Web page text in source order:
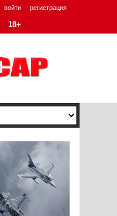
войти регистрация
18+